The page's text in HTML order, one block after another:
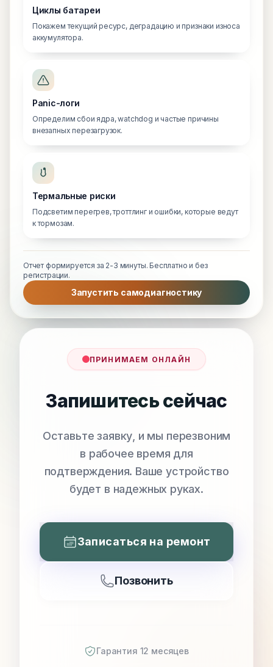
Циклы батареи
Покажем текущий ресурс, деградацию и признаки износа
аккумулятора.
Panic-логи
Определим сбои ядра, watchdog и частые причины
внезапных перезагрузок.
Термальные риски
Подсветим перегрев, троттлинг и ошибки, которые ведут
к тормозам.
Отчет формируется за 2-3 минуты. Бесплатно и без
регистрации.
Запустить самодиагностику
ПРИНИМАЕМ ОНЛАЙН
Запишитесь сейчас
Оставьте заявку, и мы перезвоним
в рабочее время для
подтверждения. Ваше устройство
будет в надежных руках.
Записаться на ремонт
Позвонить
Гарантия 12 месяцев